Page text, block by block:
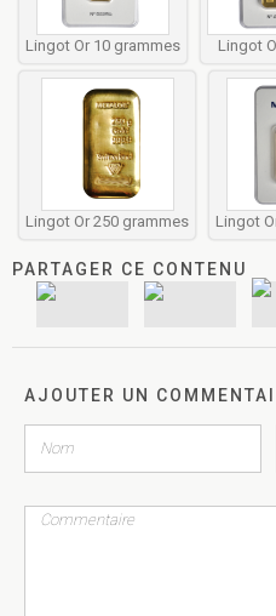
Lingot Or 10 grammes Lingot
Lingot Or 250 grammes Lingot
PARTAGER CE CONTENU
AJOUTER UN